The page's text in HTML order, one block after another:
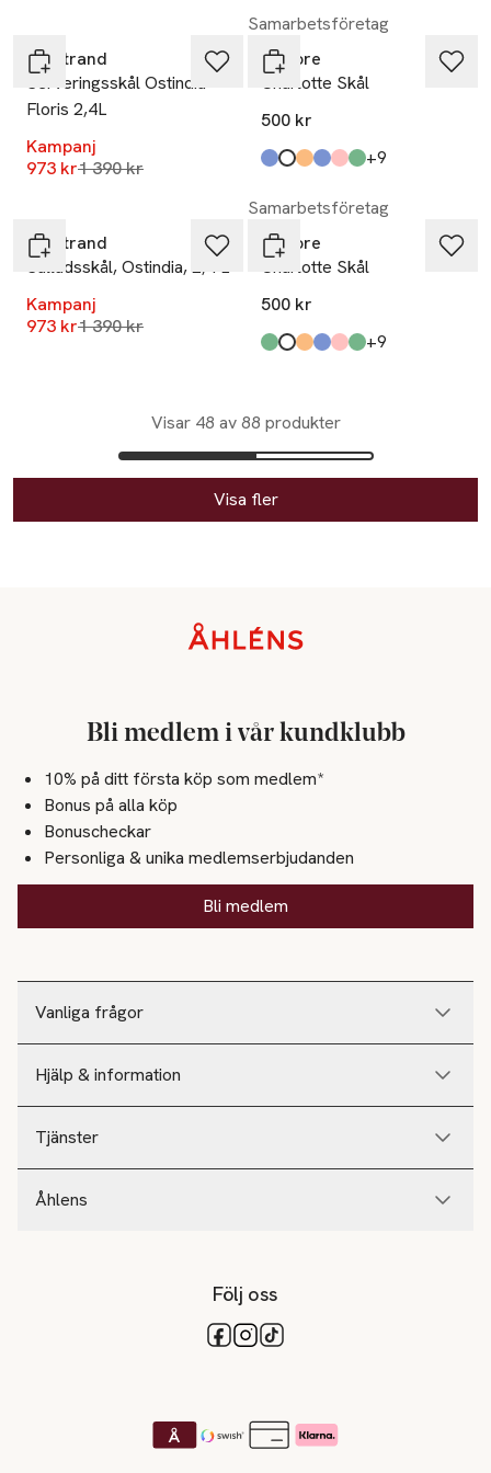
Rörstrand
Serveringsskål Ostindia
Floris 2,4L
Kampanj
973 krLägsta pris 30 dagar
1 390 kr
Samarbetsföretag
In Flore
Charlotte Skål
500 kr
Produkten finns i färgerna:
blue smoke,
Vit, Klar,
Orange, Amber
blue,
pink,
green, +9
Rörstrand
Salladsskål, Ostindia, 2,4 L
Kampanj
973 krLägsta pris 30 dagar
1 390 kr
Samarbetsföretag
In Flore
Charlotte Skål
500 kr
Produkten finns i färgerna:
Olive green,
Vit, Klar,
Orange, Amber
blue,
pink,
green, +9
Visar 48 av 88 produkter
Visa fler
Vanliga frågor
Hjälp & information
Tjänster
Åhlens
Bli medlem i vår kundklubb
10% på ditt första köp som medlem*
Bonus på alla köp
Bonuscheckar
Personliga & unika medlemserbjudanden
Bli medlem
Följ oss